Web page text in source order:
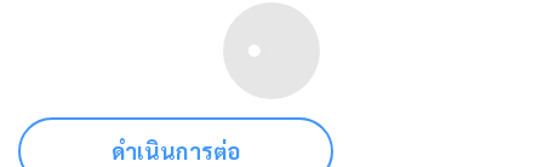
ดำเนินการต่อ